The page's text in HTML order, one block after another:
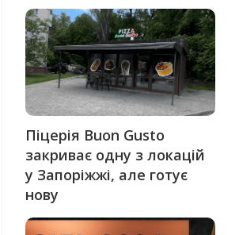
Піцерія Buon Gusto
закриває одну з локацій
у Запоріжжі, але готує
нову